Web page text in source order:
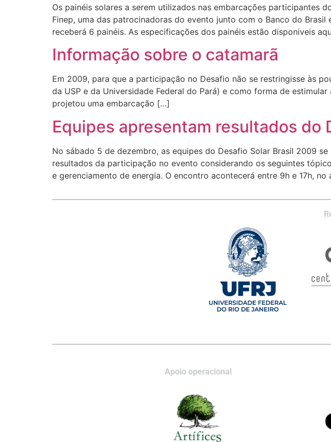
Os painéis solares a serem utilizados nas embarcações participantes
Finep, uma das patrocinadoras do evento junto com o Banco do
receberá 6 painéis. As especificações dos painéis estão disponiveis
Informação sobre o catamarã
Em 2009, para que a participação no Desafio não se restringisse às
da USP e da Universidade Federal do Pará) e como forma de
projetou uma embarcação […]
Equipes apresentam resultados do
No sábado 5 de dezembro, as equipes do Desafio Solar Brasil 2009
resultados da participação no evento considerando os seguintes
e gerenciamento de energia. O encontro acontecerá entre 9h e 17h,
Apoio operacional